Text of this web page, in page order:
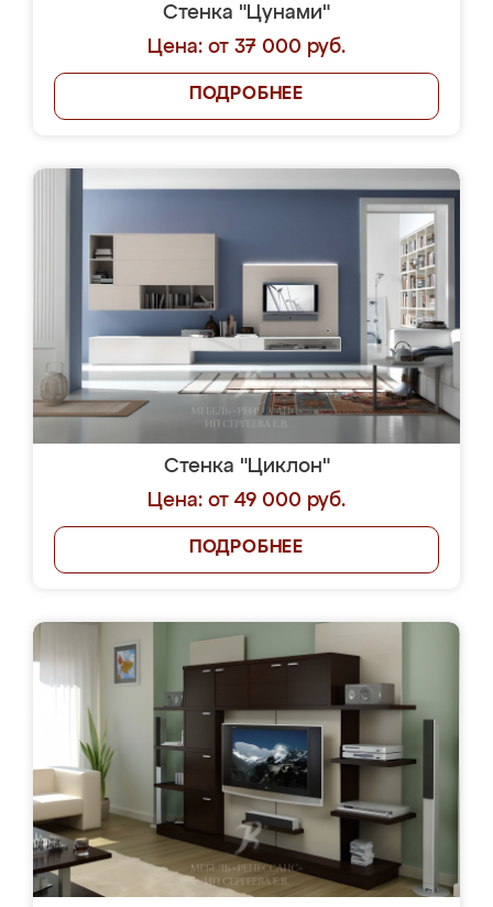
Стенка "Цунами"
Цена: от 37 000 руб.
ПОДРОБНЕЕ
Стенка "Циклон"
Цена: от 49 000 руб.
ПОДРОБНЕЕ